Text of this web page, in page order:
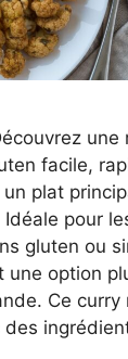
facile,
plat
pour
gluten ou
une option
Ce
des